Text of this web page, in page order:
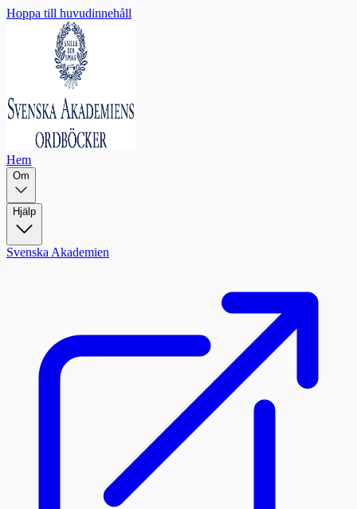
Hoppa till huvudinnehåll
Hem
Om
Hjälp
Svenska Akademien